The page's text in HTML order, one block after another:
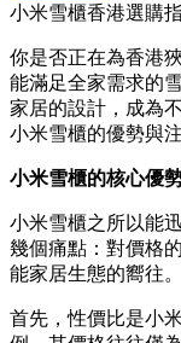
小米雪櫃香港選購
你是否正在為香港
能滿足全家需求的
家居的設計，成為
小米雪櫃的優勢與
小米雪櫃的核心優
小米雪櫃之所以能
幾個痛點：對價格
能家居生態的嚮往。
首先，性價比是小